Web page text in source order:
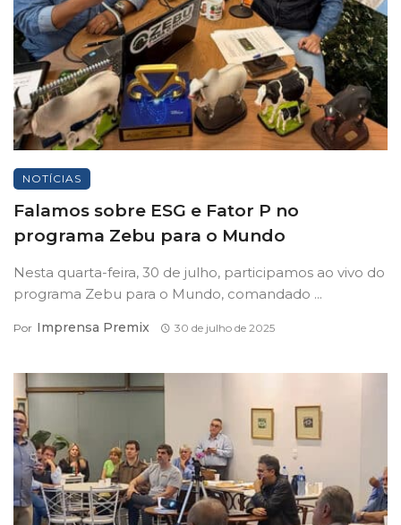
NOTÍCIAS
Falamos sobre ESG e Fator P no
programa Zebu para o Mundo
Nesta quarta-feira, 30 de julho, participamos ao vivo do
programa Zebu para o Mundo, comandado ...
Por Imprensa Premix 30 de julho de 2025